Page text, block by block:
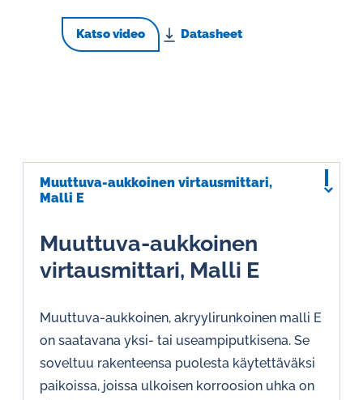
Katso video Datasheet
Muuttuva-aukkoinen virtausmittari,
Malli E
Muuttuva-aukkoinen
virtausmittari, Malli E
Muuttuva-aukkoinen, akryylirunkoinen malli E
on saatavana yksi- tai useampiputkisena. Se
soveltuu rakenteensa puolesta käytettäväksi
paikoissa, joissa ulkoisen korroosion uhka on